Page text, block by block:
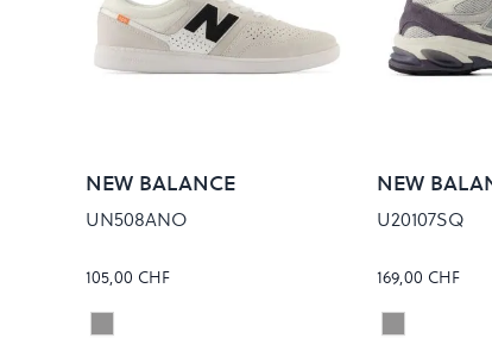
NEW BALANCE
UN508ANO
105,00 CHF
Colour
REFLECTION/BLACK
NEW
U20107SQ
169,00 CHF
Colour
NEPTUNE